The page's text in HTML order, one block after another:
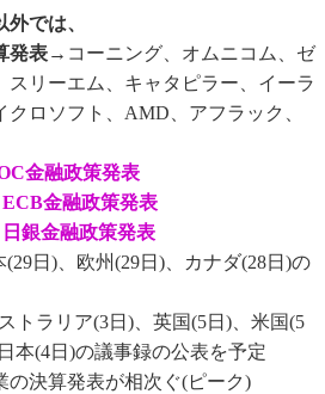
では、
発表→コーニング、オムニコム、ゼ
スリーエム、キャタピラー、イーラ
ロソフト、AMD、アフラック、
金融政策発表
ECB金融政策発表
日銀金融政策発表
(29日)、欧州(29日)、カナダ(28日)の
トラリア(3日)、英国(5日)、米国(5
本(4日)の議事録の公表を予定
の決算発表が相次ぐ(ピーク)